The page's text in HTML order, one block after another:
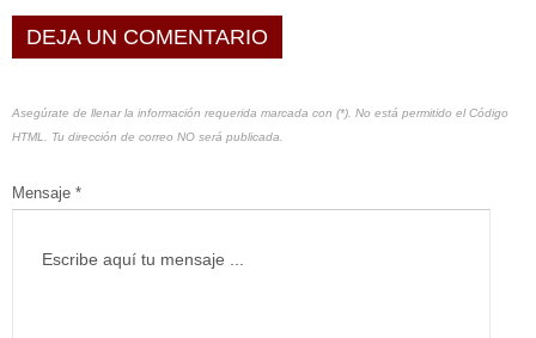
DEJA UN COMENTARIO
Asegúrate de llenar la información requerida marcada con (*). No está permitido el Código
HTML. Tu dirección de correo NO será publicada.
Mensaje *